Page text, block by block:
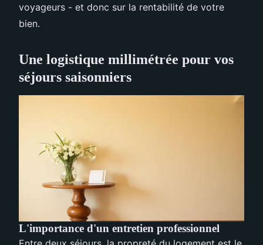
voyageurs - et donc sur la rentabilité de votre
bien.
Une logistique millimétrée pour vos
séjours saisonniers
L'importance d'un entretien professionnel